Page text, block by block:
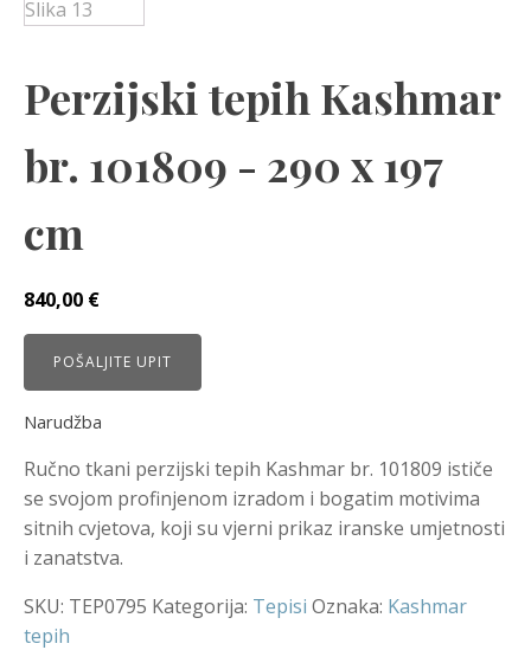
Perzijski tepih Kashmar
br. 101809 - 290 x 197
cm
840,00 €
POŠALJITE UPIT
Narudžba
Ručno tkani perzijski tepih Kashmar br. 101809 ističe
se svojom profinjenom izradom i bogatim motivima
sitnih cvjetova, koji su vjerni prikaz iranske umjetnosti
i zanatstva.
SKU: TEP0795 Kategorija: Tepisi Oznaka: Kashmar
tepih